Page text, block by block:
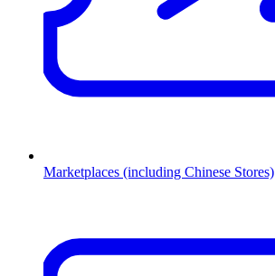
Marketplaces (including Chinese Stores)